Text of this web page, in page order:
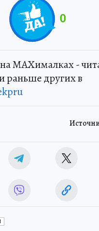
0
MAXималках -
раньше других в